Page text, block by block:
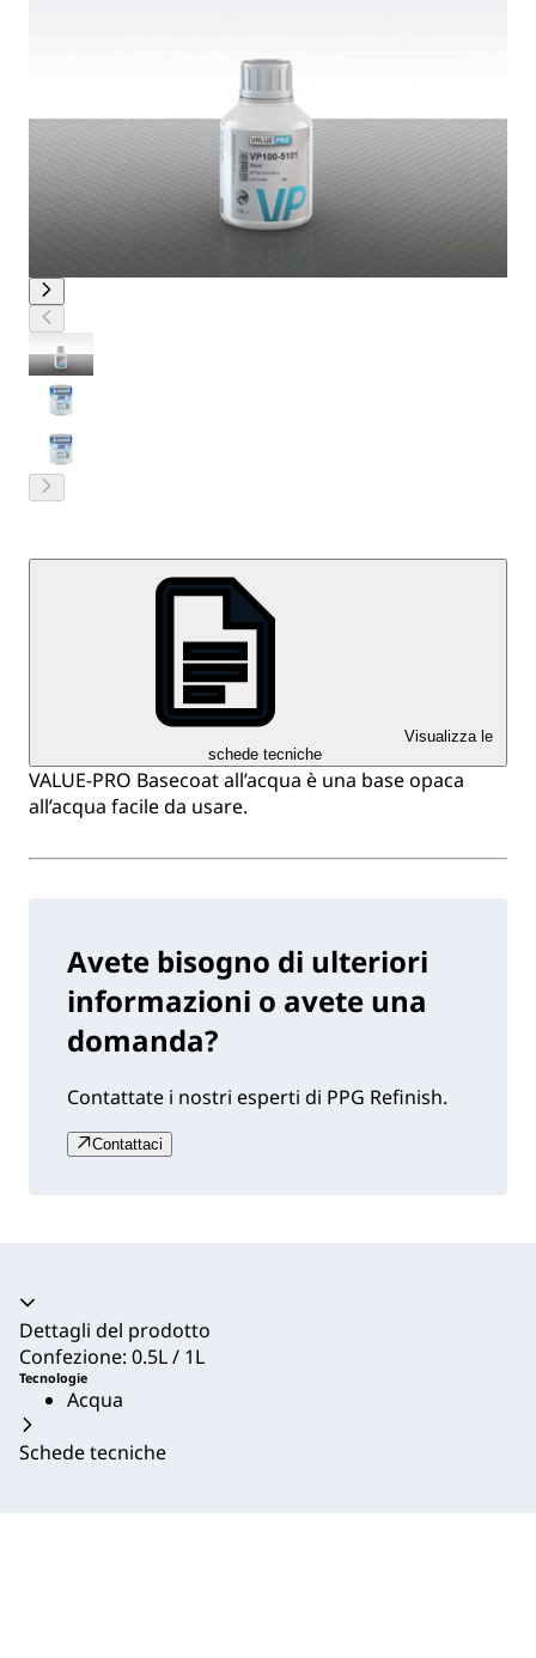
Visualizza le
schede tecniche
VALUE-PRO Basecoat all’acqua è una base opaca
all’acqua facile da usare.
Avete bisogno di ulteriori
informazioni o avete una
domanda?
Contattate i nostri esperti di PPG Refinish.
Contattaci
Dettagli del prodotto
Confezione: 0.5L / 1L
Tecnologie
Acqua
Schede tecniche